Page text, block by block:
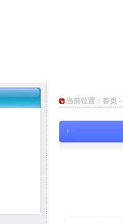
当前位置： 首页 -